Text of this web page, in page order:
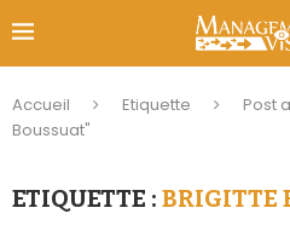
Accueil Etiquette
Post
Boussuat"
ETIQUETTE : BRIGITTE